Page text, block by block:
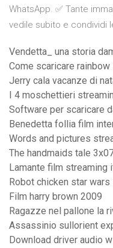
WhatsApp. ✅ Tante
vedile subito e condividi
Vendetta_ una storia
Come scaricare
Jerry cala vacanze di
I 4 moschettieri
Software per scaricare
Benedetta follia film
Words and pictures
The handmaids tale
Lamante film streaming
Robot chicken star
Film harry brown 2009
Ragazze nel pallone la
Assassinio sullorient
Download driver audio